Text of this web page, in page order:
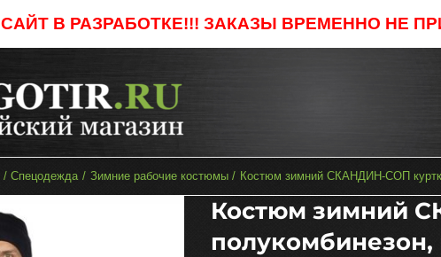
САЙТ В РАЗРАБОТКЕ!!! ЗАКАЗЫ ВРЕМЕННО НЕ
Спецодежда Зимние рабочие костюмы Костюм зимний СКАНДИН-СОП
Костюм зимний
полукомбинезон,